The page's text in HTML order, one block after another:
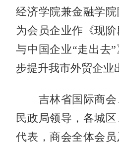
经济学院兼金融学院
为会员企业作《现
与中国企业“走出去
步提升我市外贸企业
吉林省国际商会
民政局领导，各城
代表，商会全体会